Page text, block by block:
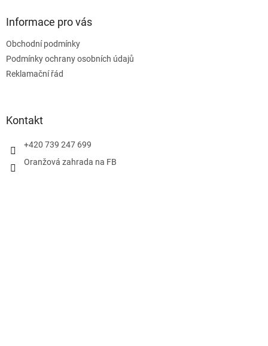
Informace pro vás
Obchodní podmínky
Podmínky ochrany osobních údajů
Reklamační řád
Kontakt
+420 739 247 699
Oranžová zahrada na FB